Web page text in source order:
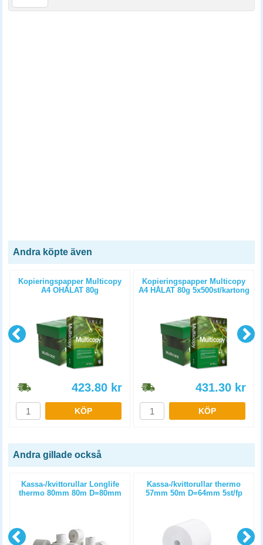
Andra köpte även
Kopieringspapper Multicopy
A4 OHÅLAT 80g
423.80 kr
KÖP
Kopieringspapper Multicopy
A4 HÅLAT 80g 5x500st/kartong
431.30 kr
KÖP
Andra gillade också
Kassa-/kvittorullar Longlife
thermo 80mm 80m D=80mm
Kassa-/kvittorullar thermo
57mm 50m D=64mm 5st/fp